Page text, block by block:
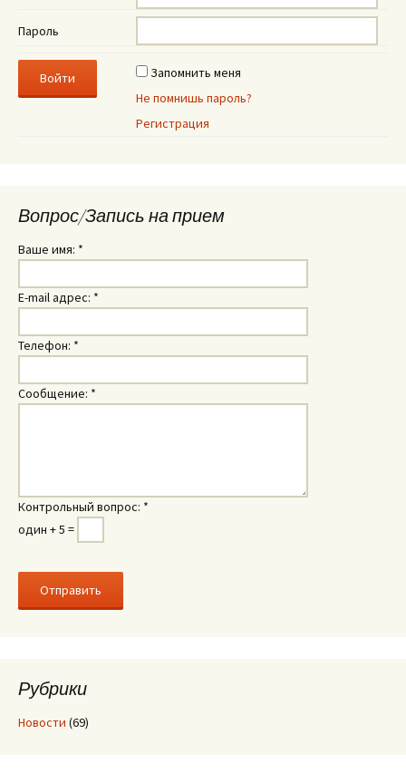
Пароль
Запомнить меня
Не помнишь пароль?
Регистрация
Вопрос/Запись на прием
Ваше имя: *
E-mail адрес: *
Телефон: *
Сообщение: *
Контрольный вопрос: *
один + 5 =
Рубрики
Новости (69)